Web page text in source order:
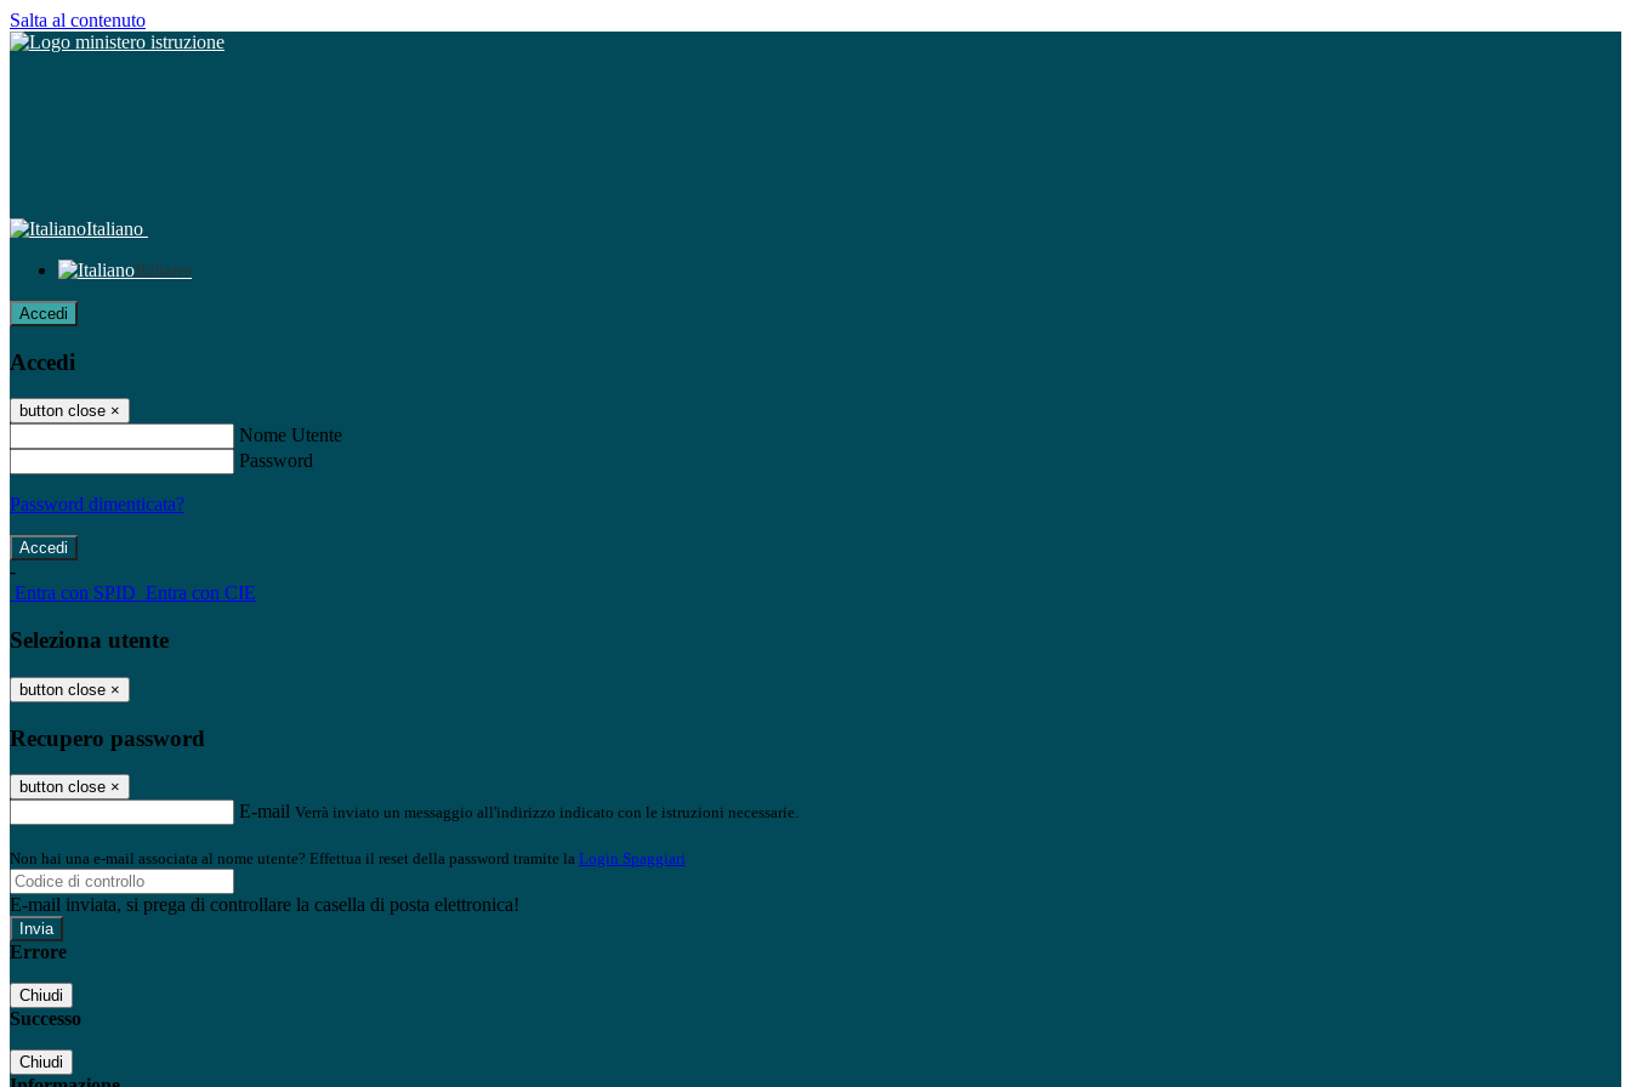
Salta al contenuto
Italiano
Italiano
Accedi
Accedi
button close ×
Nome Utente
Password
Password dimenticata?
-
Entra con SPID Entra con CIE
Seleziona utente
button close ×
Recupero password
button close ×
E-mail Verrà inviato un messaggio all'indirizzo indicato con le istruzioni necessarie.
Non hai una e-mail associata al nome utente? Effettua il reset della password tramite la Login Spaggiari
E-mail inviata, si prega di controllare la casella di posta elettronica!
Errore
Chiudi
Successo
Chiudi